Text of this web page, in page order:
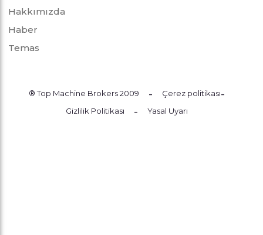
Hakkımızda
Haber
Temas
® Top Machine Brokers 2009 - Çerez politikası-
Gizlilik Politikası - Yasal Uyarı